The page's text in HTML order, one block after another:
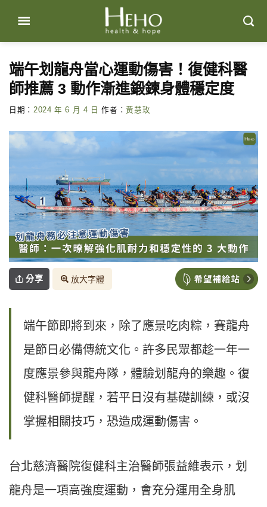
content
端午划龍舟當心運動傷害！復健科醫
師推薦 3 動作漸進鍛鍊身體穩定度
日期： 2024 年 6 月 4 日 作者：黃慧玫
分享 放大字體
端午節即將到來，除了應景吃肉粽，賽龍舟
是節日必備傳統文化。許多民眾都趁一年一
度應景參與龍舟隊，體驗划龍舟的樂趣。復
健科醫師提醒，若平日沒有基礎訓練，或沒
掌握相關技巧，恐造成運動傷害。
台北慈濟醫院復健科主治醫師張益維表示，划
龍舟是一項高強度運動，會充分運用全身肌